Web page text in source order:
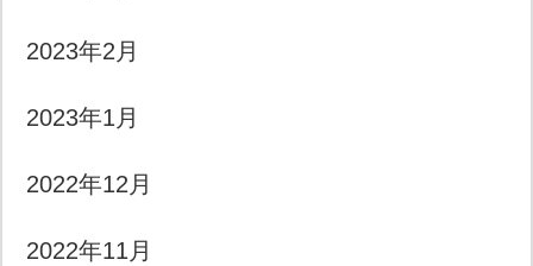
2023年2月
2023年1月
2022年12月
2022年11月